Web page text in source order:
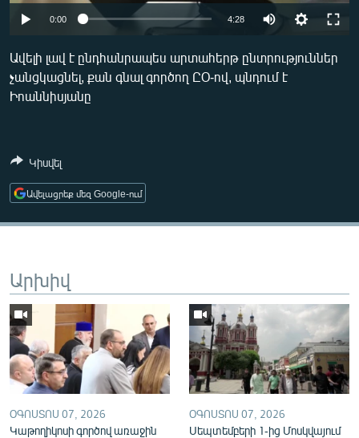
ՄԵԿՆԱԲԱՆՈՒԹՅՈՒՆ
ՏՏ ԵՒ ԻՆՏԵՐՆԵՏ
ԿՈՐՈՆԱՎԻՐՈՒՍ
ԱՐԽԻՎ
ԲԱՆԱՎԵՃ
ՁԳՏԵԼՈՎ ԼԱՎԱԳՈՒՅՆԻՆ
ՓՈԴՔԱՍԹ
English
Русский
ՀԵՏԵՎԵՔ ՄԵԶ
0:00 4:28
360p
Ավելի լավ է ընդհանրապես արտահերթ ընտրություններ
չանցկացնել, քան գնալ գործող ԸՕ-ով, պնդում է
Իոաննիսյանը
Կիսվել
Ավելացրեք մեզ Google-ում
Արխիվ
ՕԳՈՍՏՈՍ 07, 2026
Կաթողիկոսի գործով առաջին
ՕԳՈՍՏՈՍ 07, 2026
Սեպտեմբերի 1-ից Մոսկվայում